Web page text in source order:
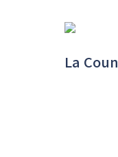
La